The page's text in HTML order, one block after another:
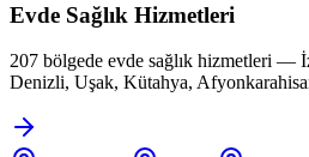
Evde Sağlık Hizmetleri
207 bölgede evde sağlık hizmetleri —
Denizli, Uşak, Kütahya,